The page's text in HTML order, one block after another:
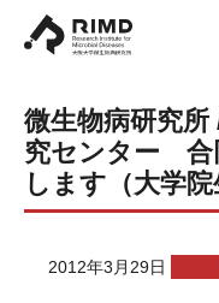
微生物病研究
究センター 合
します（大学院
2012年3月29日